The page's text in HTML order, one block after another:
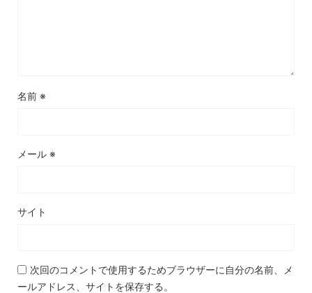
名前 ※
メール ※
サイト
次回のコメントで使用するためブラウザーに自分の名前、メ
ールアドレス、サイトを保存する。